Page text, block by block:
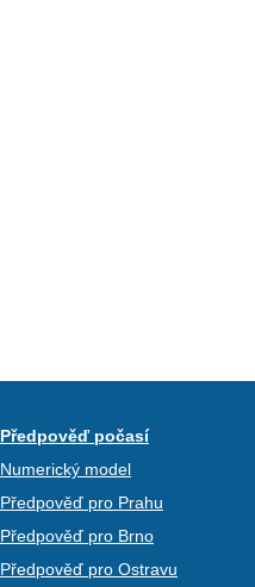
Předpověď počasí
Numerický model
Předpověď pro Prahu
Předpověď pro Brno
Předpověď pro Ostravu